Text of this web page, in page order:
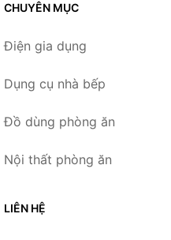
CHUYÊN MỤC
Điện gia dụng
Dụng cụ nhà bếp
Đồ dùng phòng ăn
Nội thất phòng ăn
LIÊN HỆ